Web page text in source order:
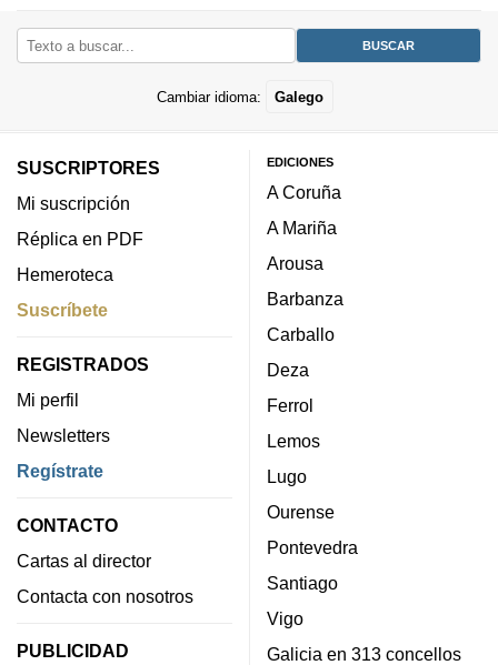
Cambiar idioma: Galego
SUSCRIPTORES
Mi suscripción
Réplica en PDF
Hemeroteca
Suscríbete
REGISTRADOS
Mi perfil
Newsletters
Regístrate
CONTACTO
Cartas al director
Contacta con nosotros
PUBLICIDAD
EDICIONES
A Coruña
A Mariña
Arousa
Barbanza
Carballo
Deza
Ferrol
Lemos
Lugo
Ourense
Pontevedra
Santiago
Vigo
Galicia en 313 concellos